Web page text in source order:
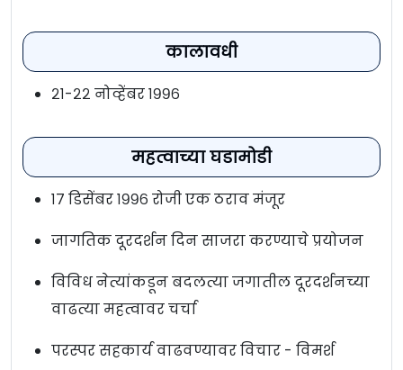
कालावधी
२१-२२ नोव्हेंबर १९९६
महत्वाच्या घडामोडी
१७ डिसेंबर १९९६ रोजी एक ठराव मंजूर
जागतिक दूरदर्शन दिन साजरा करण्याचे प्रयोजन
विविध नेत्यांकडून बदलत्या जगातील दूरदर्शनच्या
वाढत्या महत्वावर चर्चा
परस्पर सहकार्य वाढवण्यावर विचार - विमर्श